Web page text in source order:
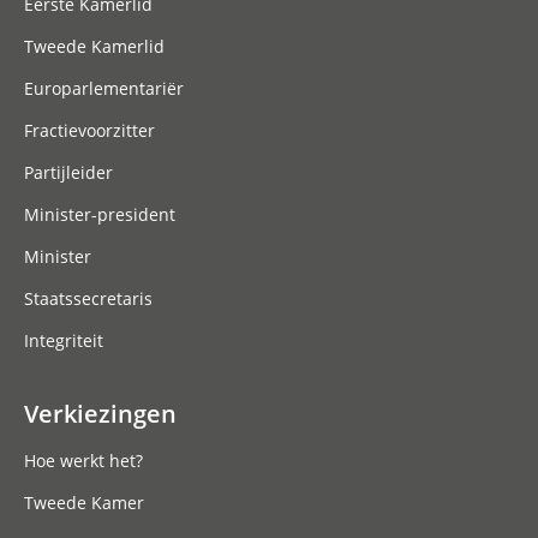
Eerste Kamerlid
Tweede Kamerlid
Europarlementariër
Fractievoorzitter
Partijleider
Minister-president
Minister
Staatssecretaris
Integriteit
Verkiezingen
Hoe werkt het?
Tweede Kamer